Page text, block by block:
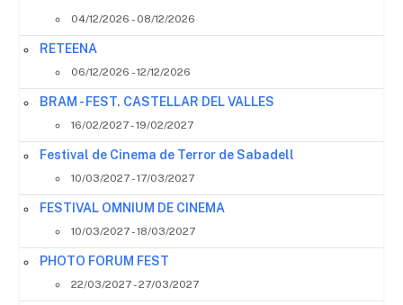
04/12/2026 - 08/12/2026
RETEENA
06/12/2026 - 12/12/2026
BRAM - FEST. CASTELLAR DEL VALLES
16/02/2027 - 19/02/2027
Festival de Cinema de Terror de Sabadell
10/03/2027 - 17/03/2027
FESTIVAL OMNIUM DE CINEMA
10/03/2027 - 18/03/2027
PHOTO FORUM FEST
22/03/2027 - 27/03/2027